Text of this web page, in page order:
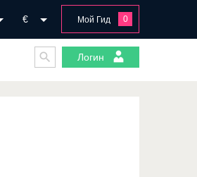
Мой Гид 0
€
Логин